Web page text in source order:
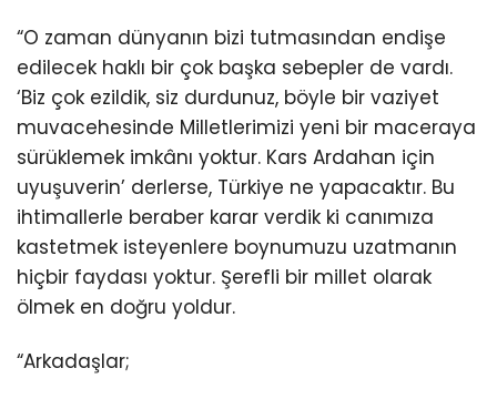
“O zaman dünyanın bizi tutmasından endişe
edilecek haklı bir çok başka sebepler de vardı.
‘Biz çok ezildik, siz durdunuz, böyle bir vaziyet
muvacehesinde Milletlerimizi yeni bir maceraya
sürüklemek imkânı yoktur. Kars Ardahan için
uyuşuverin’ derlerse, Türkiye ne yapacaktır. Bu
ihtimallerle beraber karar verdik ki canımıza
kastetmek isteyenlere boynumuzu uzatmanın
hiçbir faydası yoktur. Şerefli bir millet olarak
ölmek en doğru yoldur.
“Arkadaşlar;